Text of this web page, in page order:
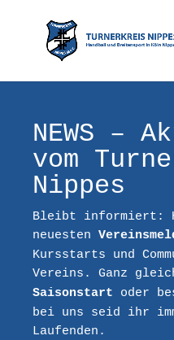
NEWS –
vom
Nippes
Bleibt informiert:
neuesten
Kursstarts und
Vereins. Ganz
Saisonstart oder
bei uns seid ihr
Laufenden.